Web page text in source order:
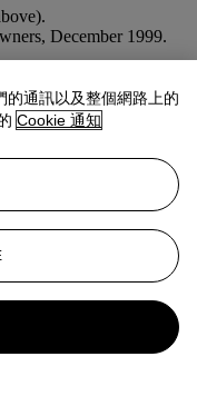
December 1999.
日間拍賣
的通訊以及整個網路上的
Cookie 通知